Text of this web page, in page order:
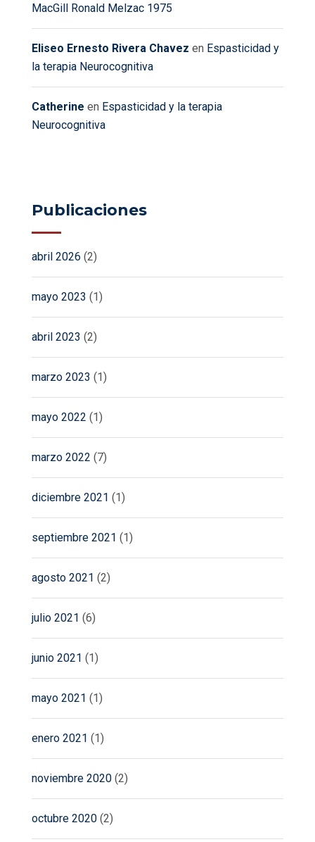
MacGill Ronald Melzac 1975
Eliseo Ernesto Rivera Chavez en Espasticidad y
la terapia Neurocognitiva
Catherine en Espasticidad y la terapia
Neurocognitiva
Publicaciones
abril 2026 (2)
mayo 2023 (1)
abril 2023 (2)
marzo 2023 (1)
mayo 2022 (1)
marzo 2022 (7)
diciembre 2021 (1)
septiembre 2021 (1)
agosto 2021 (2)
julio 2021 (6)
junio 2021 (1)
mayo 2021 (1)
enero 2021 (1)
noviembre 2020 (2)
octubre 2020 (2)